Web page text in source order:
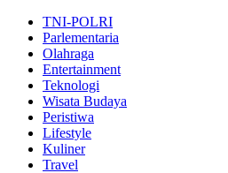
TNI-POLRI
Parlementaria
Olahraga
Entertainment
Teknologi
Wisata Budaya
Peristiwa
Lifestyle
Kuliner
Travel